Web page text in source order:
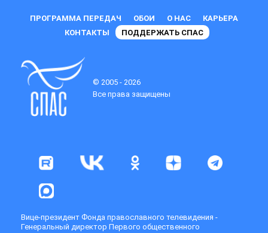
ПРОГРАММА ПЕРЕДАЧ ОБОИ О НАС
КАРЬЕРА
КОНТАКТЫ
ПОДДЕРЖАТЬ СПАС
© 2005 - 2026
Все права защищены
Вице-президент Фонда православного телевидения -
Генеральный директор Первого общественного